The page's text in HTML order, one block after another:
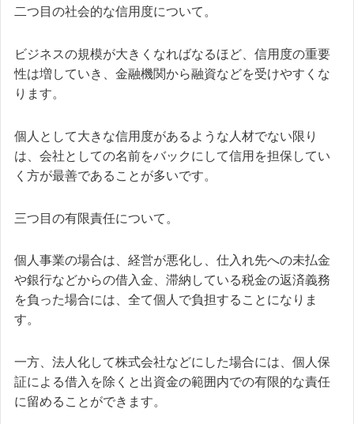
二つ目の社会的な信用度について。
ビジネスの規模が大きくなればなるほど、信用度の重要
性は増していき、金融機関から融資などを受けやすくな
ります。
個人として大きな信用度があるような人材でない限り
は、会社としての名前をバックにして信用を担保してい
く方が最善であることが多いです。
三つ目の有限責任について。
個人事業の場合は、経営が悪化し、仕入れ先への未払金
や銀行などからの借入金、滞納している税金の返済義務
を負った場合には、全て個人で負担することになりま
す。
一方、法人化して株式会社などにした場合には、個人保
証による借入を除くと出資金の範囲内での有限的な責任
に留めることができます。